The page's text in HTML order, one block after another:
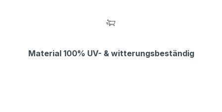
Material 100% UV- & witterungsbeständig